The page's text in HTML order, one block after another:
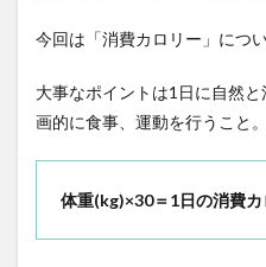
今回は「消費カロリー」につ
大事なポイントは1日に自然
画的に食事、運動を行うこと。
体重(kg)×30＝1日の消費カ